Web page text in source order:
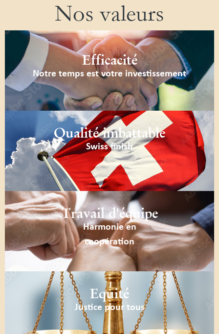
Nos valeurs
Efficacité
Notre temps est votre investissement
Qualité imbattable
Swiss finish
Travail d'équipe
Harmonie en
coopération
Equité
Justice pour tous